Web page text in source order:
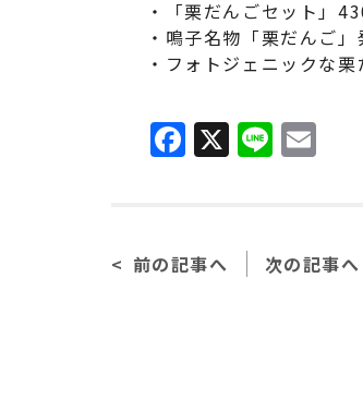
・「栗だんごセット」
・鳴子名物「栗だんご」
・フォトジェニックな
F
a
b
X Li
n
前の記事へ 次の記事へ